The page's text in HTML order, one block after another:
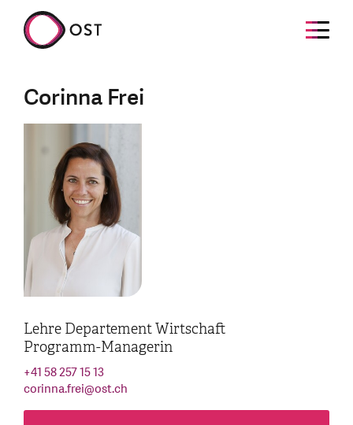
Corinna Frei
Lehre Departement Wirtschaft
Programm-Managerin
+41 58 257 15 13
corinna.frei@ost.ch